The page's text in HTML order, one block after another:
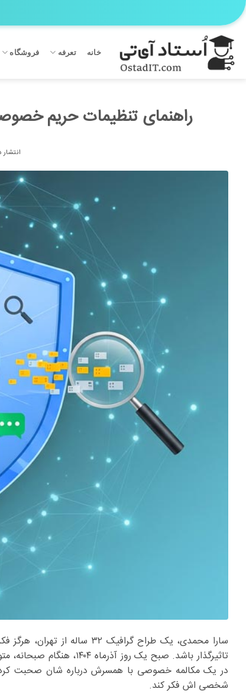
Skip
to
content
خانه تعرفه فروشگاه
راهنمای تنظیمات حریم
انتشار
سارا محمدی، یک طراح
تاثیرگذار باشد. صبح یک
در یک مکالمه خصوصی با همسرش درباره شان صحبت
شخصی اش فکر کند.